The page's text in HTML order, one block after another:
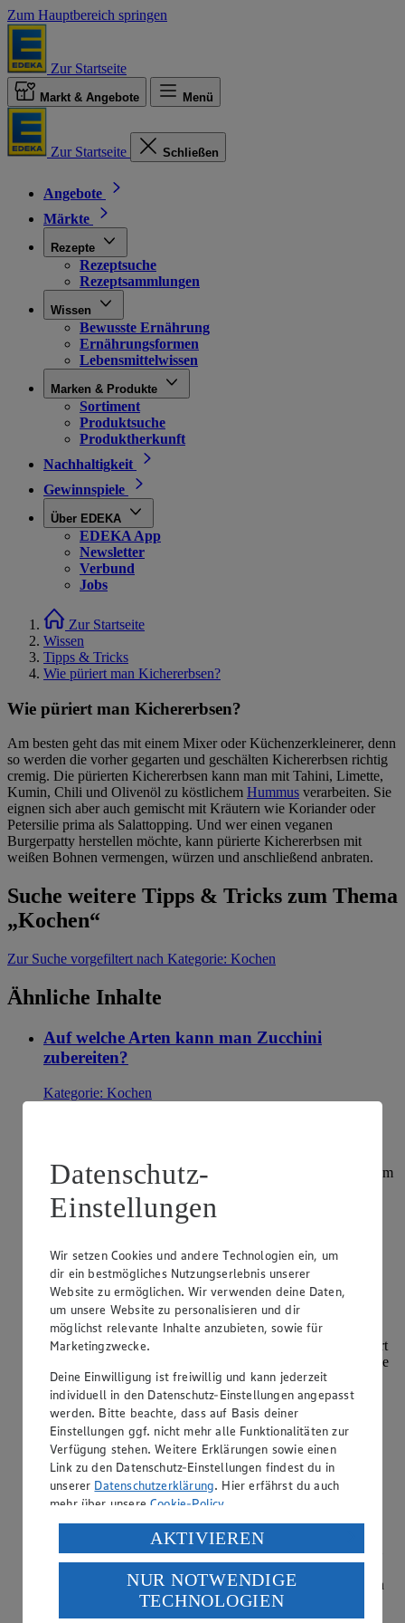
Zum Hauptbereich springen
Zur Startseite
Markt & Angebote Menü
Zur Startseite Schließen
Angebote
Märkte
Rezepte
Rezeptsuche
Rezeptsammlungen
Wissen
Bewusste Ernährung
Ernährungsformen
Lebensmittelwissen
Marken & Produkte
Sortiment
Produktsuche
Produktherkunft
Nachhaltigkeit
Gewinnspiele
Über EDEKA
EDEKA App
Newsletter
Verbund
Jobs
Zur Startseite
Wissen
Tipps & Tricks
Wie püriert man Kichererbsen?
Wie püriert man Kichererbsen?
Am besten geht das mit einem Mixer oder Küchenzerkleinerer, denn
so werden die vorher gegarten und geschälten Kichererbsen richtig
cremig. Die pürierten Kichererbsen kann man mit Tahini, Limette,
Kumin, Chili und Olivenöl zu köstlichem Hummus verarbeiten. Sie
eignen sich aber auch gemischt mit Kräutern wie Koriander oder
Petersilie prima als Salattopping. Und wer einen veganen
Burgerpatty herstellen möchte, kann pürierte Kichererbsen mit
weißen Bohnen vermengen, würzen und anschließend anbraten.
Suche weitere Tipps & Tricks zum Thema
„Kochen“
Zur Suche vorgefiltert nach Kategorie: Kochen
Ähnliche Inhalte
Auf welche Arten kann man Zucchini
zubereiten?
Kategorie: Kochen
eignet sich zum Garen und Braten, zum Rohverzehr und zum
Backen, sie kann außerdem warm …
Wie koche ich Mehlschwitze ohne Butter?
Kategorie:Kochen
Für Mehlschwitze ohne Butter eignet sich Pflanzenöl im
Verhältnis 1:2 zu Mehl. Das Öl wird erhitzt, Mehl eingerührt
und zu einer teigigen Masse verarbeitet. Hoch erhitzbare Öle
wie Raps-, Sonnenblumen- oder Kokosöl sind ideal. Die
Mischung bindet Soß…
weiterlesen
Wie kocht man Wildreis?
Kategorie:Kochen
Reis in einem Sieb kurz waschen, in einer Schüssel mit
reichlich Wasser bedecken und 12 Stunden quellen lassen –
Körner auf, der Reis gart gleichmäßiger. Den Reis abgießen
und in einem Topf mit…
Datenschutz-
Einstellungen
Wir setzen Cookies und andere Technologien ein, um
dir ein bestmögliches Nutzungserlebnis unserer
Website zu ermöglichen. Wir verwenden deine Daten,
um unsere Website zu personalisieren und dir
möglichst relevante Inhalte anzubieten, sowie für
Marketingzwecke.
Deine Einwilligung ist freiwillig und kann jederzeit
individuell in den Datenschutz-Einstellungen angepasst
werden. Bitte beachte, dass auf Basis deiner
Einstellungen ggf. nicht mehr alle Funktionalitäten zur
Verfügung stehen. Weitere Erklärungen sowie einen
Link zu den Datenschutz-Einstellungen findest du in
unserer Datenschutzerklärung. Hier erfährst du auch
mehr über unsereCookie-Policy.
Verarbeitung deiner personenbezogenen Daten in den
USA durch Facebook und YouTube:
Wenn du auf „Aktivieren“ klickst, willigst du im Sinne
des Art. 49 Abs. 1 Satz 1 lit. a) DSGVO ein, dass deine
Daten in den USA verarbeitet werden. Der EuGH sieht
AKTIVIEREN
NUR NOTWENDIGE
TECHNOLOGIEN